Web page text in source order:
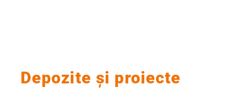
Depozite și proiecte